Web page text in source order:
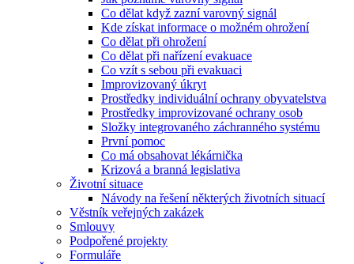
Co dělat když zazní varovný signál
Kde získat informace o možném ohrožení
Co dělat při ohrožení
Co dělat při nařízení evakuace
Co vzít s sebou při evakuaci
Improvizovaný úkryt
Prostředky individuální ochrany obyvatelstva
Prostředky improvizované ochrany osob
Složky integrovaného záchranného systému
První pomoc
Co má obsahovat lékárnička
Krizová a branná legislativa
Životní situace
Návody na řešení některých životních situací
Věstník veřejných zakázek
Smlouvy
Podpořené projekty
Formuláře